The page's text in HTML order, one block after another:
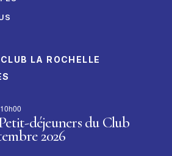
LA ROCHELLE
10h00
déjeuners du Club
2026